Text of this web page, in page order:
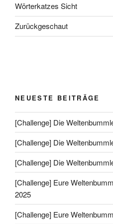
Wörterkatzes Sicht
Zurückgeschaut
NEUESTE BEITRÄGE
[Challenge] Die
[Challenge] Die
[Challenge] Die
[Challenge] Eure
2025
[Challenge] Eure